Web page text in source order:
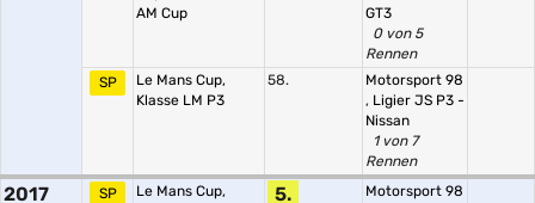
AM Cup
GT3
0 von 5
Rennen
SP
Le Mans Cup,
Klasse LM P3
58.
Motorsport 98
, Ligier JS P3 -
Nissan
1 von 7
Rennen
2017 SP
Le Mans Cup,
5.
Motorsport 98